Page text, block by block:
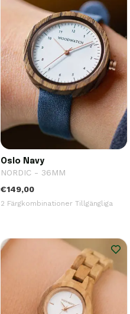
Oslo Navy
NORDIC - 36MM
€149,00
2 Färgkombinationer Tillgängliga